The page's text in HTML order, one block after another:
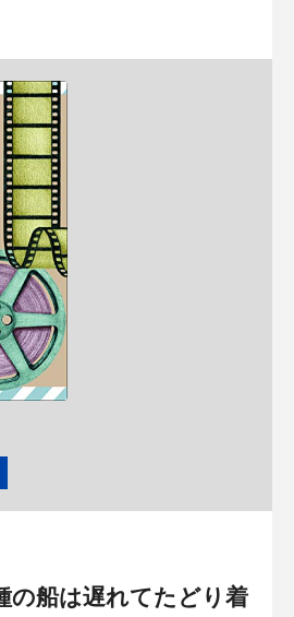
の船は遅れてたどり着